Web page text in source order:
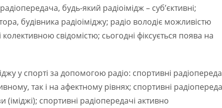
будь-який радіоімідж – суб’єктивні;
будівника радіоіміджу; радіо володіє можливістю
свідомістю; сьогодні фіксується поява на
у спорті за допомогою радіо: спортивні
так і на афектному рівнях; спортивні
спортивні радіопередачі активно